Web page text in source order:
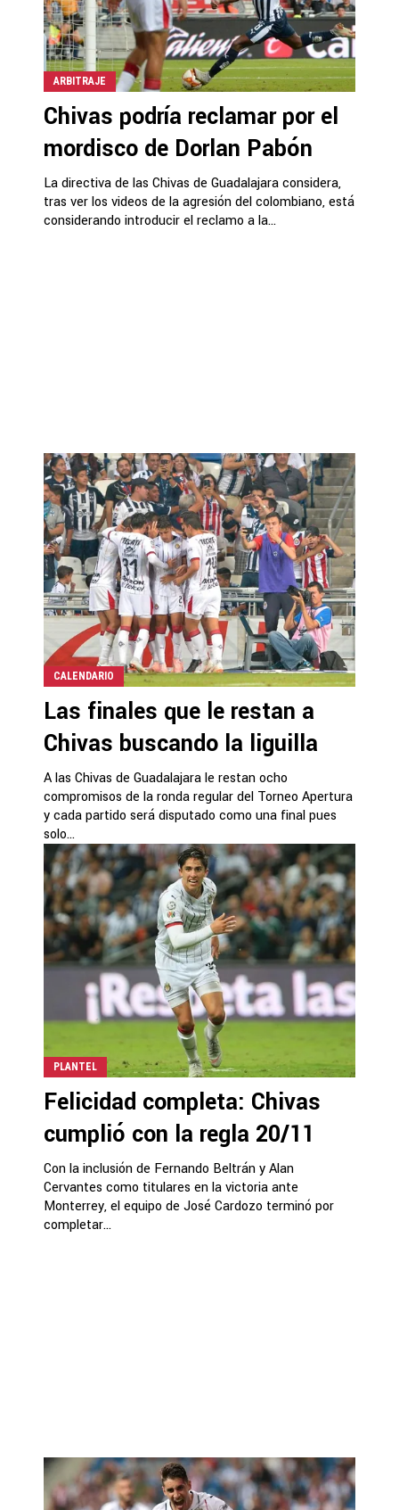
ARBITRAJE
Chivas podría reclamar por el
mordisco de Dorlan Pabón
La directiva de las Chivas de Guadalajara considera,
tras ver los videos de la agresión del colombiano, está
considerando introducir el reclamo a la...
CALENDARIO
Las finales que le restan a
Chivas buscando la liguilla
A las Chivas de Guadalajara le restan ocho
compromisos de la ronda regular del Torneo Apertura
y cada partido será disputado como una final pues
solo...
PLANTEL
Felicidad completa: Chivas
cumplió con la regla 20/11
Con la inclusión de Fernando Beltrán y Alan
Cervantes como titulares en la victoria ante
Monterrey, el equipo de José Cardozo terminó por
completar...